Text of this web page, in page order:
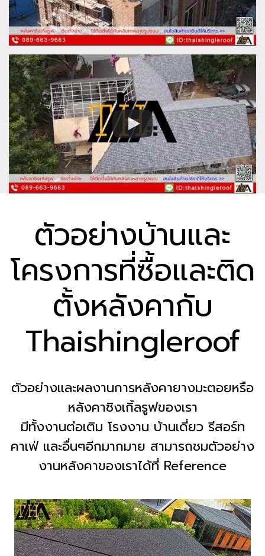
ตัวอย่างบ้านและ
โครงการที่ซื้อและติด
ตั้งหลังคากับ
Thaishingleroof
ตัวอย่างและผลงานการหลังคายางมะตอยหรือ
หลังคาซิงเกิ้ลรูฟของเรา
มีทั้งงานต่อเติม โรงงาน บ้านเดี่ยว รีสอร์ท
คาเฟ่ และอื่นๆอีกมากมาย สามารถชมตัวอย่าง
งานหลังคาของเราได้ที่ Reference